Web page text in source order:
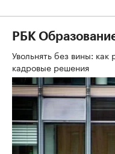
РБК
Увольнять без вины:
кадровые решения